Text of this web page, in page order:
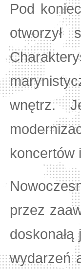
Pod
otworzył
wnętrz.
koncertów
przez
wydarzeń